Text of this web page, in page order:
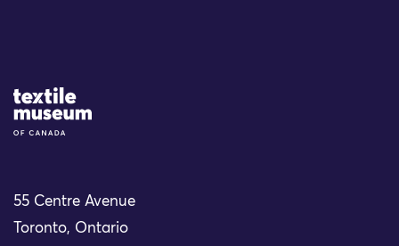
Site Logo
55 Centre Avenue
Toronto, Ontario